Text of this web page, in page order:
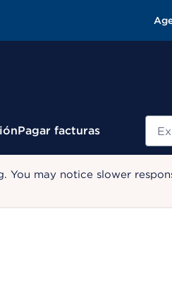
Pagar facturas
You may notice slower